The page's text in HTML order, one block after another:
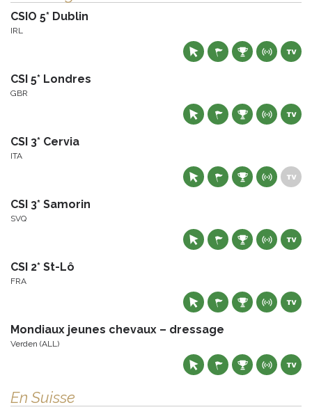
CSIO 5* Dublin
IRL
CSI 5* Londres
GBR
CSI 3* Cervia
ITA
CSI 3* Samorin
SVQ
CSI 2* St-Lô
FRA
Mondiaux jeunes chevaux – dressage
Verden (ALL)
En Suisse